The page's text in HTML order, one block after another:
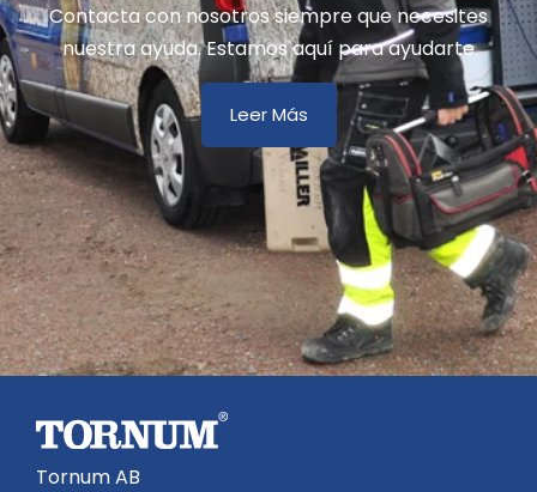
Contacta con nosotros siempre que necesites
nuestra ayuda. Estamos aquí para ayudarte
Leer Más
Tornum AB